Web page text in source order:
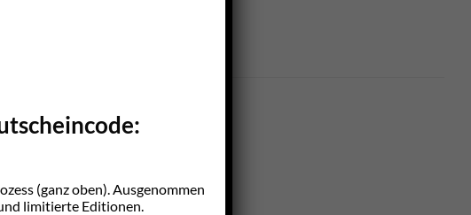
(ganz oben). Ausgenommen
limitierte Editionen.